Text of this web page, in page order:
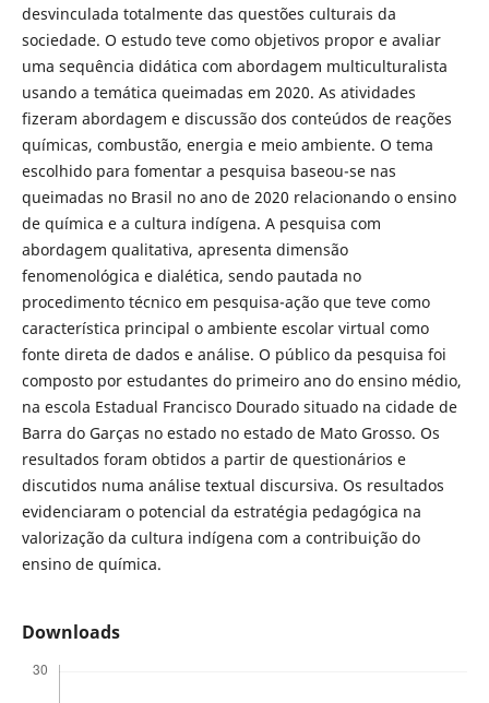
desvinculada totalmente das questões culturais da
sociedade. O estudo teve como objetivos propor e avaliar
uma sequência didática com abordagem multiculturalista
usando a temática queimadas em 2020. As atividades
fizeram abordagem e discussão dos conteúdos de reações
químicas, combustão, energia e meio ambiente. O tema
escolhido para fomentar a pesquisa baseou-se nas
queimadas no Brasil no ano de 2020 relacionando o ensino
de química e a cultura indígena. A pesquisa com
abordagem qualitativa, apresenta dimensão
fenomenológica e dialética, sendo pautada no
procedimento técnico em pesquisa-ação que teve como
característica principal o ambiente escolar virtual como
fonte direta de dados e análise. O público da pesquisa foi
composto por estudantes do primeiro ano do ensino médio,
na escola Estadual Francisco Dourado situado na cidade de
Barra do Garças no estado no estado de Mato Grosso. Os
resultados foram obtidos a partir de questionários e
discutidos numa análise textual discursiva. Os resultados
evidenciaram o potencial da estratégia pedagógica na
valorização da cultura indígena com a contribuição do
ensino de química.
Downloads